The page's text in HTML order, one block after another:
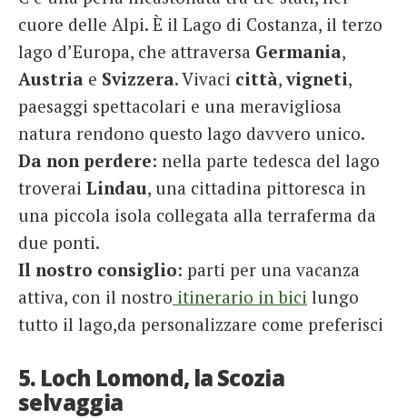
cuore delle Alpi. È il Lago di Costanza, il terzo
lago d’Europa, che attraversa Germania,
Austria e Svizzera. Vivaci città,vigneti,
paesaggi spettacolari e una meravigliosa
natura rendono questo lago davvero unico.
Da non perdere: nella parte tedesca del lago
troverai Lindau, una cittadina pittoresca in
una piccola isola collegata alla terraferma da
due ponti.
Il nostro consiglio: parti per una vacanza
attiva, con il nostro itinerario in bici lungo
tutto il lago,da personalizzare come preferisci
5. Loch Lomond, la Scozia
selvaggia